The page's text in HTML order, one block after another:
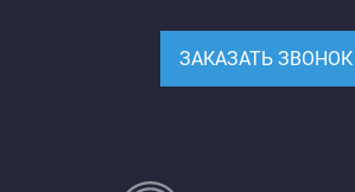
ЗАКАЗАТЬ ЗВОНОК